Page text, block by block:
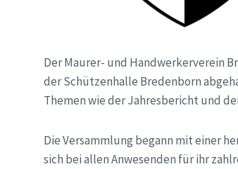
Der Maurer- und Handwerkerverein
der Schützenhalle Bredenborn
Themen wie der Jahresbericht und
Die Versammlung begann mit einer
sich bei allen Anwesenden für ihr